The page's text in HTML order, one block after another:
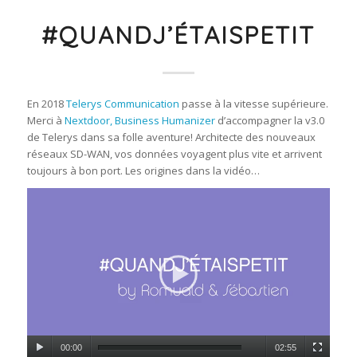
#QUANDJ’ÉTAISPETIT
En 2018Telerys Communication passe à la vitesse supérieure.
Merci à Nextdoor, Business Humanizerd’accompagner la v3.0
de Telerys dans sa folle aventure! Architecte des nouveaux
réseaux SD-WAN, vos données voyagent plus vite et arrivent
toujours à bon port. Les origines dans la vidéo…
00:00 02:55